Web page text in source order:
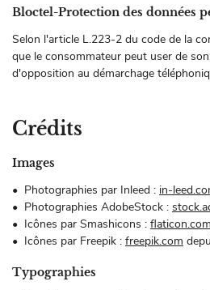
ACCUEIL
MESURE
- SUPPORT
EN IMAGES
AVIS
Bloctel-Protection des données
Selon l'article L.223-2 du code de la
que le consommateur peut user de
d'opposition au démarchage
Crédits
Images
Photographies par Inleed : in-
Photographies AdobeStock :
Icônes par Smashicons : flaticon.com
Icônes par Freepik : freepik.com
Typographies